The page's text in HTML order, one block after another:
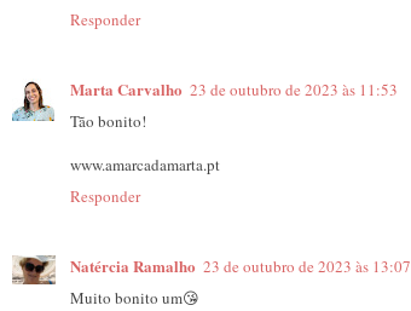
Responder
Marta Carvalho 23 de outubro de 2023 às 11:53
Tão bonito!
www.amarcadamarta.pt
Responder
Natércia Ramalho 23 de outubro de 2023 às 13:07
Muito bonito um😘